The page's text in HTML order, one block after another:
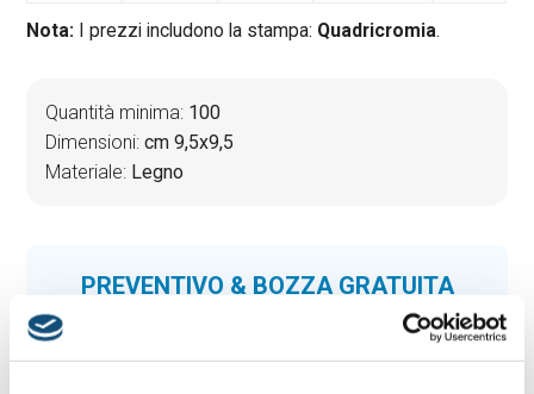
Nota: I prezzi includono la stampa: Quadricromia.
Quantità minima: 100
Dimensioni:cm 9,5x9,5
Materiale: Legno
PREVENTIVO & BOZZA GRATUITA
Potrai indicare successivamente la suddivisione per